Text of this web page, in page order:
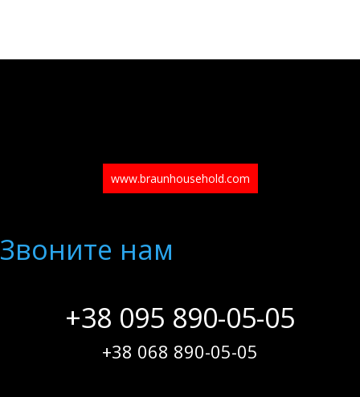
www.braunhousehold.com
Звоните нам
+38 095 890-05-05
+38 068 890-05-05